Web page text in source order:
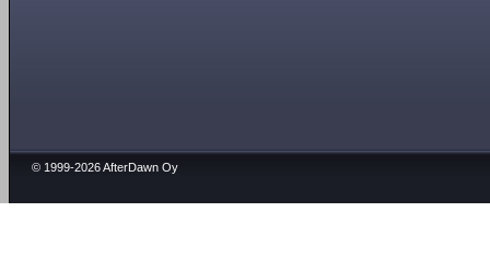
© 1999-2026 AfterDawn Oy